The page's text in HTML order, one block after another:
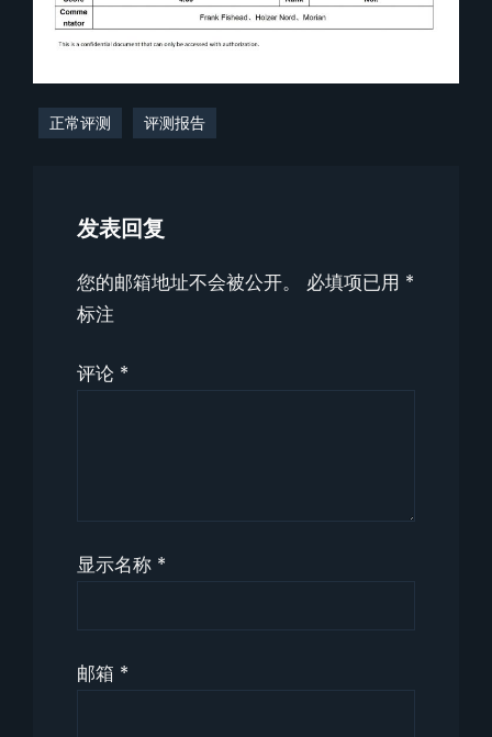
正常评测 评测报告
发表回复
您的邮箱地址不会被公开。 必填项已用 *
标注
评论 *
显示名称 *
邮箱 *